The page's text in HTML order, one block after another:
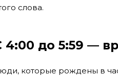
слова.
4:00 до 5:59 —
которые рождены в